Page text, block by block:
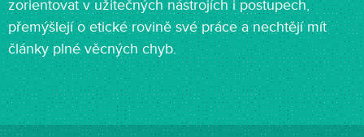
zorientovat v užitečných nástrojích i postupech,
přemýšlejí o etické rovině své práce a nechtějí mít
články plné věcných chyb.